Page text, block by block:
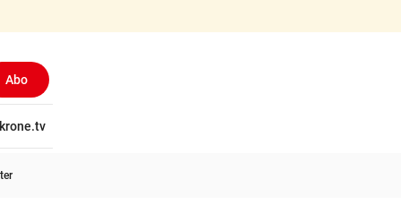
Abo
krone.tv